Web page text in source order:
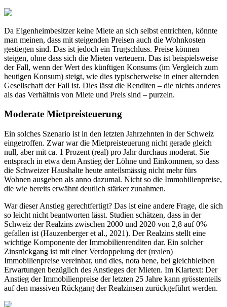
Da Eigenheimbesitzer keine Miete an sich selbst entrichten, könnte
man meinen, dass mit steigenden Preisen auch die Wohnkosten
gestiegen sind. Das ist jedoch ein Trugschluss. Preise können
steigen, ohne dass sich die Mieten verteuern. Das ist beispielsweise
der Fall, wenn der Wert des künftigen Konsums (im Vergleich zum
heutigen Konsum) steigt, wie dies typischerweise in einer alternden
Gesellschaft der Fall ist. Dies lässt die Renditen – die nichts anderes
als das Verhältnis von Miete und Preis sind – purzeln.
Moderate Mietpreisteuerung
Ein solches Szenario ist in den letzten Jahrzehnten in der Schweiz
eingetroffen. Zwar war die Mietpreisteuerung nicht gerade gleich
null, aber mit ca. 1 Prozent (real) pro Jahr durchaus moderat. Sie
entsprach in etwa dem Anstieg der Löhne und Einkommen, so dass
die Schweizer Haushalte heute anteilsmässig nicht mehr fürs
Wohnen ausgeben als anno dazumal. Nicht so die Immobilienpreise,
die wie bereits erwähnt deutlich stärker zunahmen.
War dieser Anstieg gerechtfertigt? Das ist eine andere Frage, die sich
so leicht nicht beantworten lässt. Studien schätzen, dass in der
Schweiz der Realzins zwischen 2000 und 2020 von 2,8 auf 0%
gefallen ist (Hauzenberger et al., 2021). Der Realzins stellt eine
wichtige Komponente der Immobilienrenditen dar. Ein solcher
Zinsrückgang ist mit einer Verdoppelung der (realen)
Immobilienpreise vereinbar, und dies, nota bene, bei gleichbleiben
Erwartungen bezüglich des Anstieges der Mieten. Im Klartext: Der
Anstieg der Immobilienpreise der letzten 25 Jahre kann grösstenteils
auf den massiven Rückgang der Realzinsen zurückgeführt werden.